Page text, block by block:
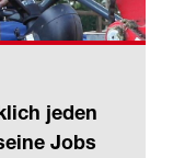
jeden
Jobs